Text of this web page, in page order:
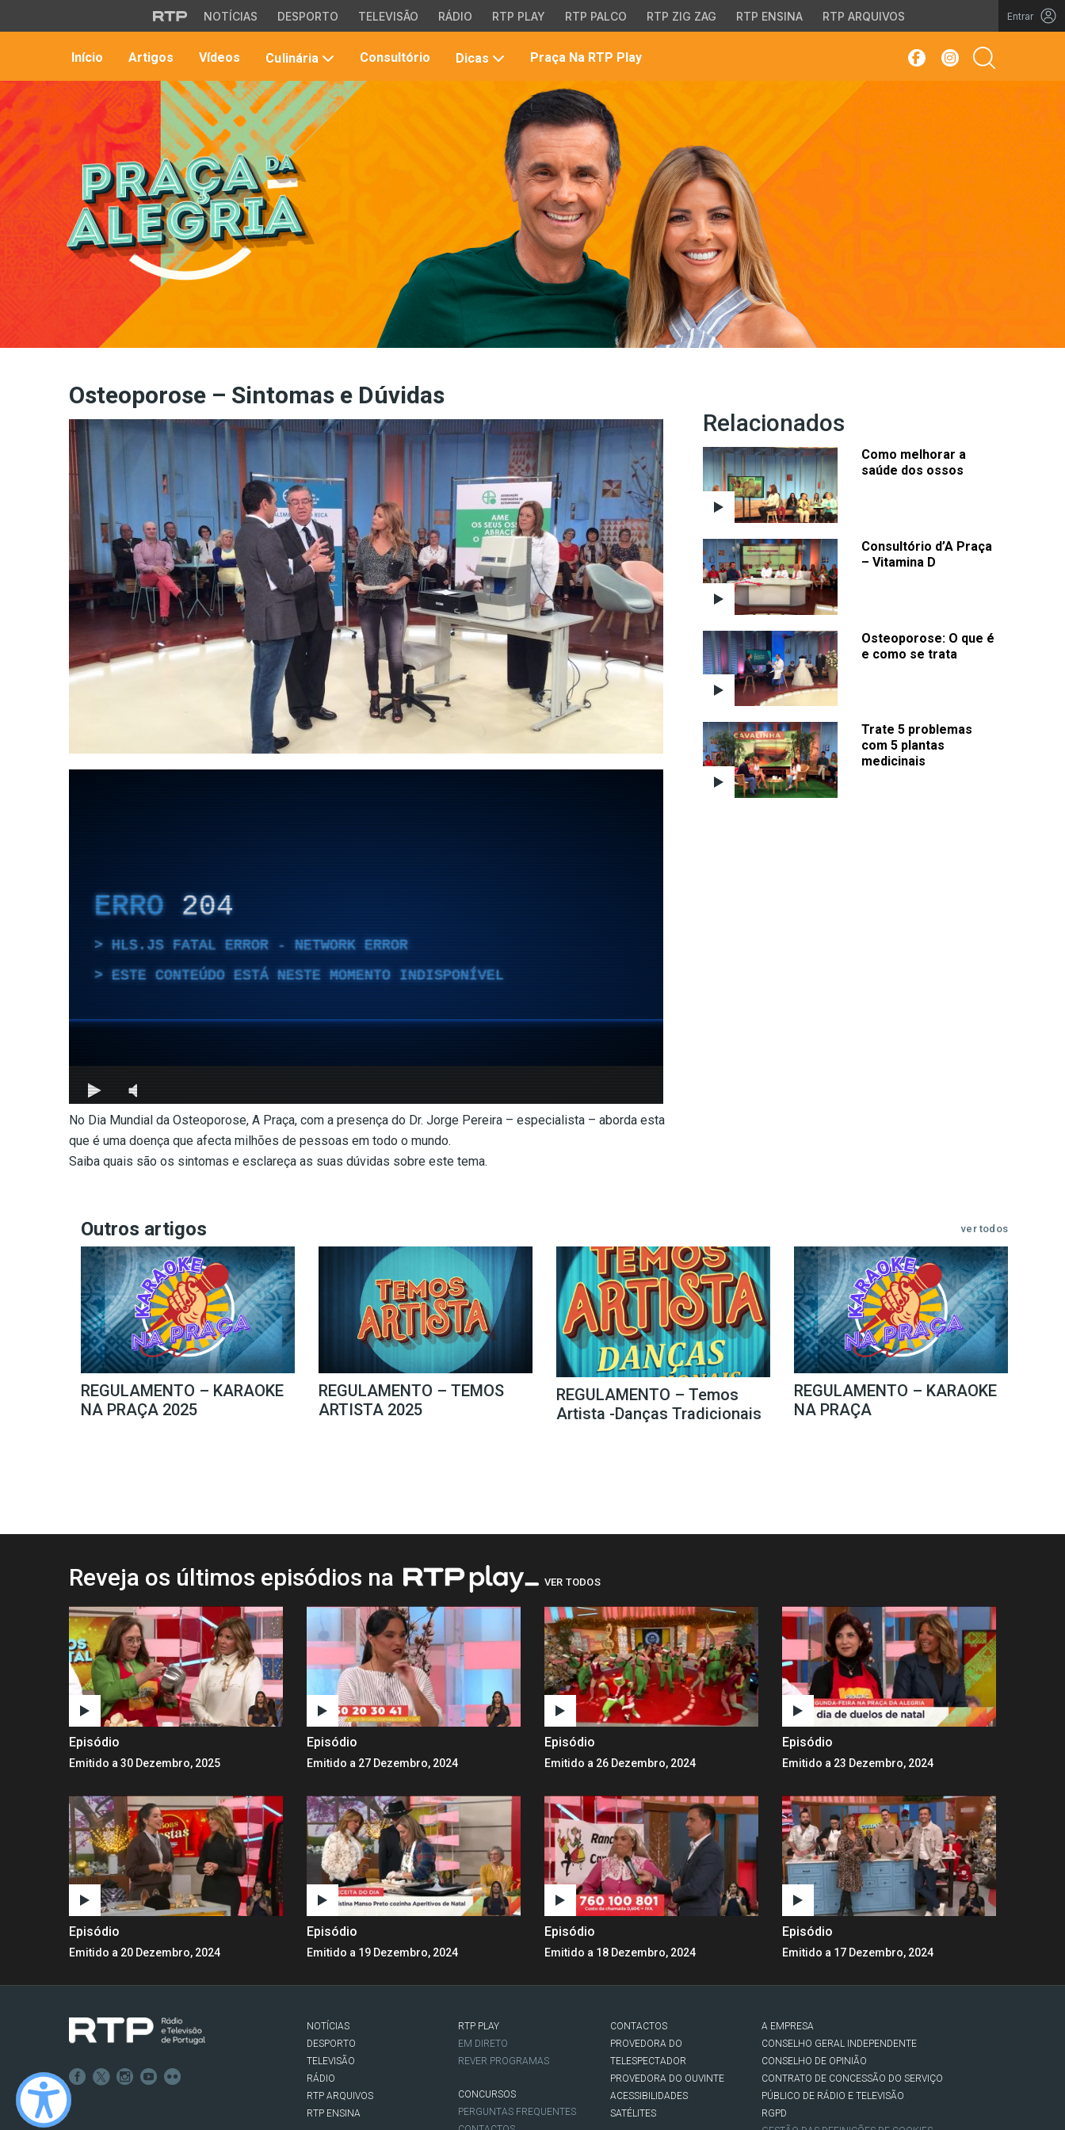
Saltar para o conteúdo principal
NOTÍCIAS DESPORTO TELEVISÃO RÁDIO RTP PLAY RTP PALCO RTP ZIG ZAG RTP ENSINA RTP ARQUIVOS Entrar
Início Artigos Vídeos Culinária Consultório Dicas Praça Na RTP Play
site
Osteoporose – Sintomas e Dúvidas
No Dia Mundial da Osteoporose, A Praça, com a presença do Dr. Jorge Pereira – especialista – aborda esta
que é uma doença que afecta milhões de pessoas em todo o mundo.
Saiba quais são os sintomas e esclareça as suas dúvidas sobre este tema.
Relacionados
Como melhorar a
saúde dos ossos
Consultório d’A Praça
– Vitamina D
Osteoporose: O que é
e como se trata
Trate 5 problemas
com 5 plantas
medicinais
Outros artigos ver todos
REGULAMENTO – KARAOKE
NA PRAÇA 2025
REGULAMENTO – TEMOS
ARTISTA 2025
REGULAMENTO – Temos
Artista -Danças Tradicionais
REGULAMENTO – KARAOKE
NA PRAÇA
Reveja os últimos episódios na VER TODOS
Episódio
Emitido a 30 Dezembro, 2025
Episódio
Emitido a 27 Dezembro, 2024
Episódio
Emitido a 26 Dezembro, 2024
Episódio
Emitido a 23 Dezembro, 2024
Episódio
Emitido a 20 Dezembro, 2024
Episódio
Emitido a 19 Dezembro, 2024
Episódio
Emitido a 18 Dezembro, 2024
Episódio
Emitido a 17 Dezembro, 2024
NOTÍCIAS
DESPORTO
TELEVISÃO
RÁDIO
RTP ARQUIVOS
RTP ENSINA
RTP PLAY
EM DIRETO
REVER PROGRAMAS
CONCURSOS
PERGUNTAS FREQUENTES
CONTACTOS
PROVEDORA DO
TELESPECTADOR
PROVEDORA DO OUVINTE
ACESSIBILIDADES
SATÉLITES
A EMPRESA
CONSELHO GERAL INDEPENDENTE
CONSELHO DE OPINIÃO
CONTRATO DE CONCESSÃO DO SERVIÇO
PÚBLICO DE RÁDIO E TELEVISÃO
RGPD